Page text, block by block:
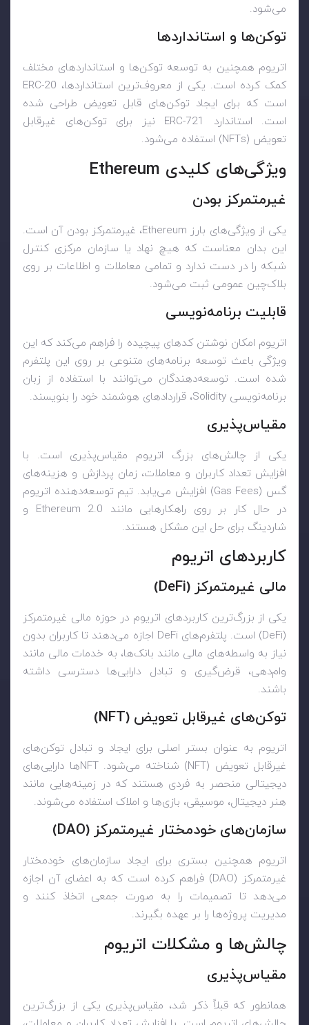
می‌شود.
توکن‌ها و استانداردها
اتریوم همچنین به توسعه توکن‌ها و استانداردهای مختلف
کمک کرده است. یکی از معروف‌ترین استانداردها، ERC-20
است که برای ایجاد توکن‌های قابل تعویض طراحی شده
است. استاندارد ERC-721 نیز برای توکن‌های غیرقابل
تعویض (NFTs) استفاده می‌شود.
ویژگی‌های کلیدی Ethereum
غیرمتمرکز بودن
یکی از ویژگی‌های بارز Ethereum، غیرمتمرکز بودن آن است.
این بدان معناست که هیچ نهاد یا سازمان مرکزی کنترل
شبکه را در دست ندارد و تمامی معاملات و اطلاعات بر روی
بلاک‌چین عمومی ثبت می‌شود.
قابلیت برنامه‌نویسی
اتریوم امکان نوشتن کدهای پیچیده را فراهم می‌کند که این
ویژگی باعث توسعه برنامه‌های متنوعی بر روی این پلتفرم
شده است. توسعه‌دهندگان می‌توانند با استفاده از زبان
برنامه‌نویسی Solidity، قراردادهای هوشمند خود را بنویسند.
مقیاس‌پذیری
یکی از چالش‌های بزرگ اتریوم مقیاس‌پذیری است. با
افزایش تعداد کاربران و معاملات، زمان پردازش و هزینه‌های
گس (Gas Fees) افزایش می‌یابد. تیم توسعه‌دهنده اتریوم
در حال کار بر روی راهکارهایی مانند Ethereum 2.0 و
شاردینگ برای حل این مشکل هستند.
کاربردهای اتریوم
مالی غیرمتمرکز (DeFi)
یکی از بزرگ‌ترین کاربردهای اتریوم در حوزه مالی غیرمتمرکز
(DeFi) است. پلتفرم‌های DeFi اجازه می‌دهند تا کاربران بدون
نیاز به واسطه‌های مالی مانند بانک‌ها، به خدمات مالی مانند
وام‌دهی، قرض‌گیری و تبادل دارایی‌ها دسترسی داشته
باشند.
توکن‌های غیرقابل تعویض (NFT)
اتریوم به عنوان بستر اصلی برای ایجاد و تبادل توکن‌های
غیرقابل تعویض (NFT) شناخته می‌شود. NFTها دارایی‌های
دیجیتالی منحصر به فردی هستند که در زمینه‌هایی مانند
هنر دیجیتال، موسیقی، بازی‌ها و املاک استفاده می‌شوند.
سازمان‌های خودمختار غیرمتمرکز (DAO)
اتریوم همچنین بستری برای ایجاد سازمان‌های خودمختار
غیرمتمرکز (DAO) فراهم کرده است که به اعضای آن اجازه
می‌دهد تا تصمیمات را به صورت جمعی اتخاذ کنند و
مدیریت پروژه‌ها را بر عهده بگیرند.
چالش‌ها و مشکلات اتریوم
مقیاس‌پذیری
همانطور که قبلاً ذکر شد، مقیاس‌پذیری یکی از بزرگ‌ترین